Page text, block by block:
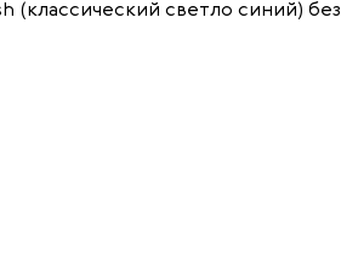
(классический светло синий) без